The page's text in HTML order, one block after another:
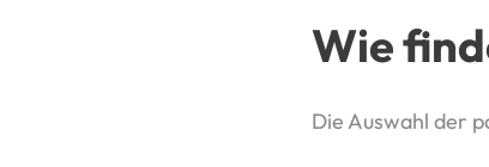
Wie
Die Auswahl der